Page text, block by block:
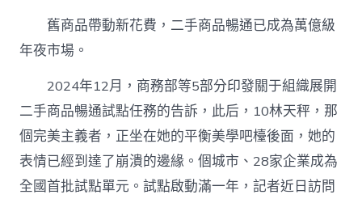
手
九
宮
格
會
議”
撐
起
舊商品帶動新花費，二手商品暢通已成為萬億級
年夜市場。
2024年12月，商務部等5部分印發關于組織展開
二手商品暢通試點任務的告訴，此后，10林天秤，那
個完美主義者，正坐在她的平衡美學吧檯後面，她的
表情已經到達了崩潰的邊緣。個城市、28家企業成為
全國首批試點單元。試點啟動滿一年，記者近日訪問